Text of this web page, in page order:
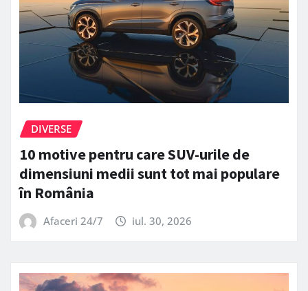
DIVERSE
10 motive pentru care SUV-urile de
dimensiuni medii sunt tot mai populare
în România
Afaceri 24/7 iul. 30, 2026